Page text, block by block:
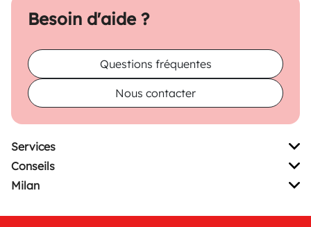
Besoin d'aide ?
Questions fréquentes
Nous contacter
Services
Conseils
Milan